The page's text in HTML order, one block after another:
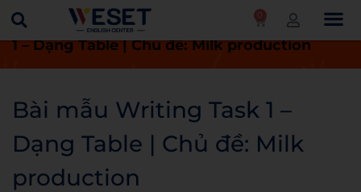
0
Trang chủ Blog
Bài mẫu Writing Task
1 – Dạng Table | Chủ đề: Milk production
Bài mẫu Writing Task 1 –
Dạng Table | Chủ đề: Milk
production